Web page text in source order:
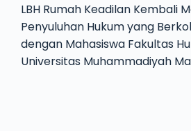
LBH Rumah Keadilan Kembali
Penyuluhan Hukum yang
dengan Mahasiswa Fakultas
Universitas Muhammadiyah